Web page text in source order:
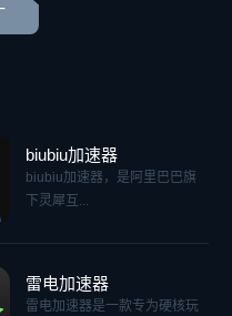
biubiu加速器
biubiu加速器，是阿里巴巴旗
下灵犀互...
雷电加速器
雷电加速器是一款专为硬核玩